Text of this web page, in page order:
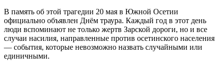
В память об этой трагедии 20 мая в Южной Осетии
официально объявлен Днём траура. Каждый год в этот день
люди вспоминают не только жертв Зарской дороги, но и все
случаи насилия, направленные против осетинского населения
— события, которые невозможно назвать случайными или
единичными.